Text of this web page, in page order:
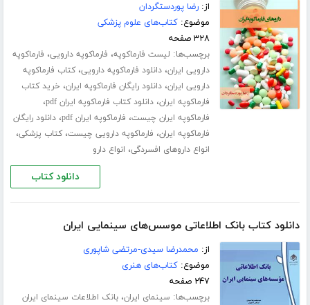
از:رضا پوردستگردان
موضوع:کتاب‌های علوم پزشکی
۳۲۸ صفحه
برچسب‌ها: لیست فارماکوپه، فارماکوپه دارویی، فارماکوپه
دارویی ایران،دانلود فارماکوپه دارویی،کتاب فارماکوپه
دارویی ایران،دانلود رایگان فارماکوپه ایران، خرید کتاب
فارماکوپه ایران،دانلود کتاب فارماکوپه ایران pdf ،
فارماکوپه ایران چیست، فارماکوپه ایران pdf ،دانلود رایگان
فارماکوپه ایران، فارماکوپه دارویی چیست،کتاب پزشکی،
انواع داروهای افسردگی، انواع دارو
دانلود کتاب
دانلود کتاب بانک اطلاعاتی موسس‌های سینمایی ایران
از: محمدرضا سیدی-مرتضی شاپوری
موضوع:کتاب‌های هنری
۲۴۷ صفحه
برچسب‌ها: سینمای ایران،بانک اطلاعات سینمای ایران